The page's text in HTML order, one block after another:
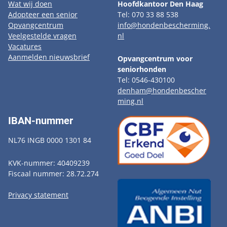
Wat wij doen
Adopteer een senior
Opvangcentrum
Veelgestelde vragen
Vacatures
Aanmelden nieuwsbrief
Hoofdkantoor Den Haag
Tel: 070 33 88 538
info@hondenbescherming.
nl
Opvangcentrum voor
seniorhonden
Tel: 0546-430100
denham@hondenbescher
ming.nl
IBAN-nummer
NL76 INGB 0000 1301 84
KVK-nummer: 40409239
Fiscaal nummer: 28.72.274
Privacy statement